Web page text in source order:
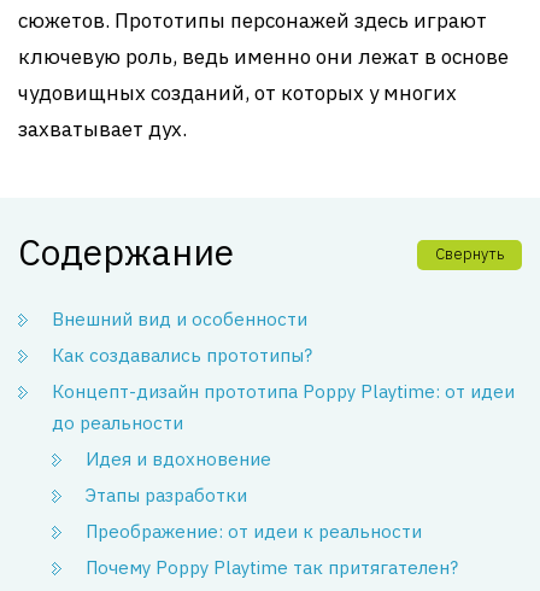
сюжетов. Прототипы персонажей здесь играют
ключевую роль, ведь именно они лежат в основе
чудовищных созданий, от которых у многих
захватывает дух.
Содержание Свернуть
Внешний вид и особенности
Как создавались прототипы?
Концепт-дизайн прототипа Poppy Playtime: от идеи
до реальности
Идея и вдохновение
Этапы разработки
Преображение: от идеи к реальности
Почему Poppy Playtime так притягателен?